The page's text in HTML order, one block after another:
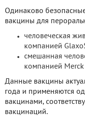
Одинаково
вакцины для
человеческая
компанией
смешанная
компанией
Данные вакцины
года и применяются
вакцинами,
вакцинаций.